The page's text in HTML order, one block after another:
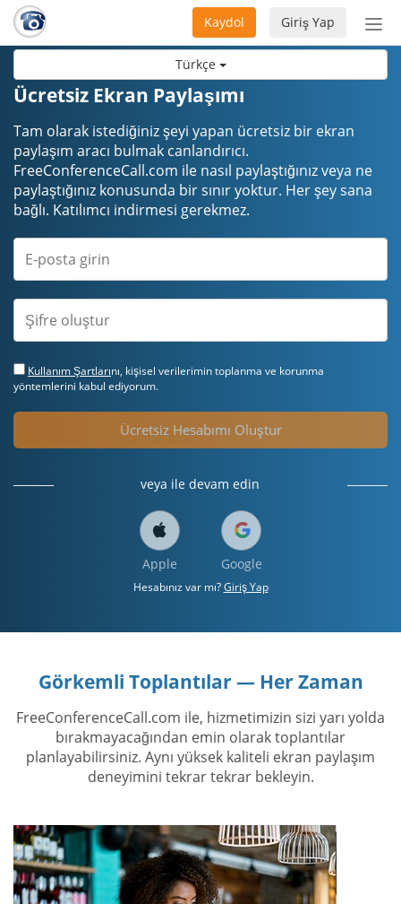
Türkçe
aç/
Giriş Yap
Kaydol
Ücretsiz Ekran Paylaşımı
Tam olarak istediğiniz şeyi yapan ücretsiz bir ekran
paylaşım aracı bulmak canlandırıcı.
FreeConferenceCall.com ile nasıl paylaştığınız veya ne
paylaştığınız konusunda bir sınır yoktur. Her şey sana
bağlı. Katılımcı indirmesi gerekmez.
Kullanım Şartlarını, kişisel verilerimin toplanma ve korunma
yöntemlerini kabul ediyorum.
Ücretsiz Hesabımı Oluştur
veya ile devam edin
Apple Google
Hesabınız var mı?Giriş Yap
Görkemli Toplantılar — Her Zaman
FreeConferenceCall.com ile, hizmetimizin sizi yarı yolda
bırakmayacağından emin olarak toplantılar
planlayabilirsiniz. Aynı yüksek kaliteli ekran paylaşım
deneyimini tekrar tekrar bekleyin.